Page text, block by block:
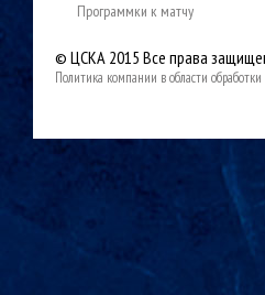
Программки к матчу
© ЦСКА 2015 Все права
Политика компании в области